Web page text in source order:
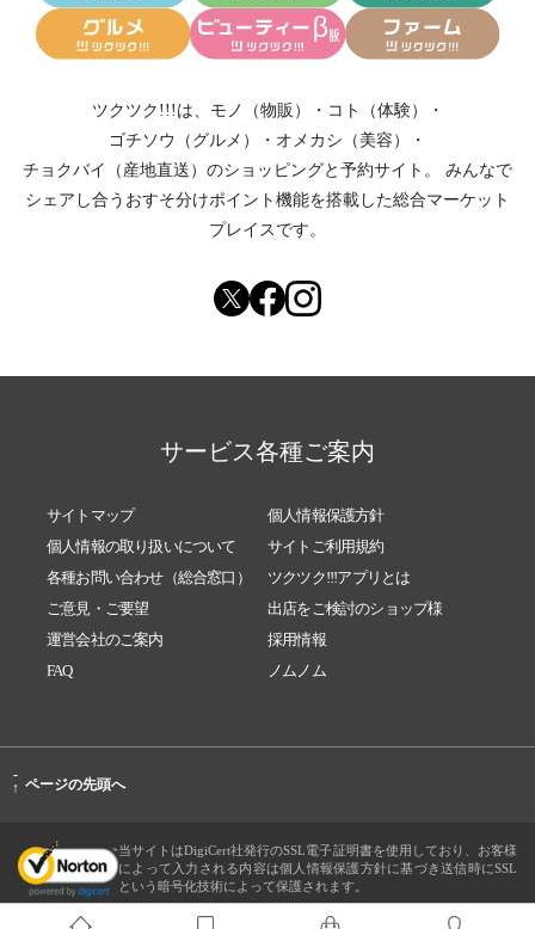
ツクツク!!!は、 モノ（物販） ・ コト（体験）
・
ゴチソウ（グルメ）
・ オメカシ（美容）
・
チョクバイ（産地直送） のショッピングと予約サイト。
みんなで
シェアし合う おすそ分けポイント機能を搭載した総合マーケット
プレイスです。
サービス各種ご案内
サイトマップ
個人情報保護方針
個人情報の取り扱いについて
サイトご利用規約
各種お問い合わせ（総合窓口）
ツクツク!!!アプリとは
ご意見・ご要望
出店をご検討のショップ様
運営会社のご案内
採用情報
FAQ
ノムノム
-
↑ ページの先頭へ
当サイトはDigiCert社発行のSSL電子証明書を使用しており、お客様
によって入力される内容は個人情報保護方針に基づき送信時にSSL
という暗号化技術によって保護されます。